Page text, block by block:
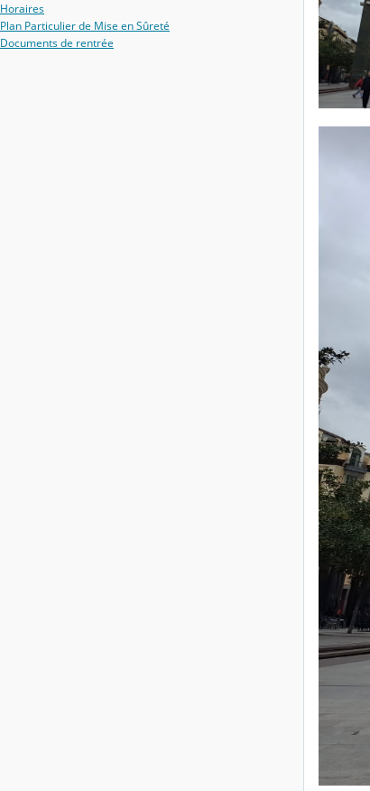
Horaires
Plan Particulier de Mise en Sûreté
Documents de rentrée